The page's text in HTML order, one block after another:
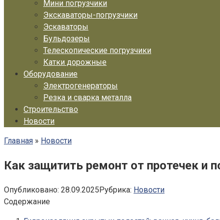
Мини погрузчики
Экскаваторы-погрузчики
Эскаваторы
Бульдозеры
Телескопические погрузчики
Катки дорожные
Оборудование
Электрогенераторы
Резка и сварка металла
Строительство
Новости
Главная » Новости
Как защитить ремонт от протечек и
Опубликовано: 28.09.2025Рубрика: Новости
Содержание